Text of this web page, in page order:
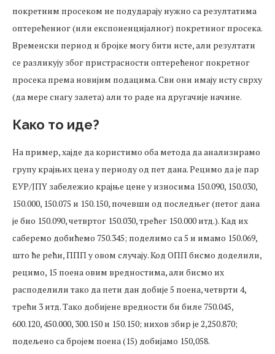
покретним просеком не подударају нужно са резултатима
оптерећениог (или експоненцијалног) покретниог просека.
Временски период и бројке могу бити исте, али резултати
се разликују због пристрасности оптерећеног покретног
просека према новијим подацима. Сви они имају исту сврху
(да мере снагу залета) али то раде на другачије начине.
Како то иде?
На пример, хајде да користимо оба метода да анализирамо
групу крајњих цена у периоду од пет дана. Рецимо да је пар
ЕУР/ЈПY забележио крајње цене у износима 150.090, 150.030,
150.000, 150.075 и 150.150, почевши од последњег (петог дана
је био 150.090, четвртог 150.030, трећег 150.000 итд.). Кад их
саберемо добићемо 750.345; поделимо са 5 и имамо 150.069,
што ће рећи, ППП у овом случају. Код ОПП бисмо доделили,
рецимо, 15 поена овим вредностима, али бисмо их
расподелили тако да пети дан добије 5 поена, четврти 4,
трећи 3 итд. Тако добијене вредности би биле 750.045,
600.120, 450.000, 300.150 и 150.150; нихов збир је 2,250.870;
подељено са бројем поена (15) добијамо 150,058.